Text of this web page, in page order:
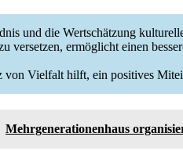
und die Wertschätzung
versetzen, ermöglicht einen
Vielfalt hilft, ein positives
Mehrgenerationenhaus